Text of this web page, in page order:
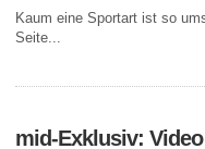
Kaum eine Sportart ist so
Seite...
mid-Exklusiv: